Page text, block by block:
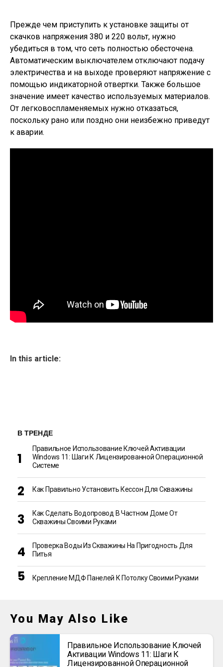
Прежде чем приступить к установке защиты от
скачков напряжения 380 и 220 вольт, нужно
убедиться в том, что сеть полностью обесточена.
Автоматическим выключателем отключают подачу
электричества и на выходе проверяют напряжение с
помощью индикаторной отвертки. Также большое
значение имеет качество используемых материалов.
От легковоспламеняемых нужно отказаться,
поскольку рано или поздно они неизбежно приведут
к аварии.
In this article:
В ТРЕНДЕ
Правильное Использование Ключей Активации
Windows 11: Шаги К Лицензированной Операционной
Системе
Как Правильно Установить Кессон Для Скважины
Как Сделать Водопровод В Частном Доме От
Скважины Своими Руками
Проверка Воды Из Скважины На Пригодность Для
Питья
Крепление МДФ Панелей К Потолку Своими Руками
You May Also Like
Правильное Использование Ключей
Активации Windows 11: Шаги К
Лицензированной Операционной